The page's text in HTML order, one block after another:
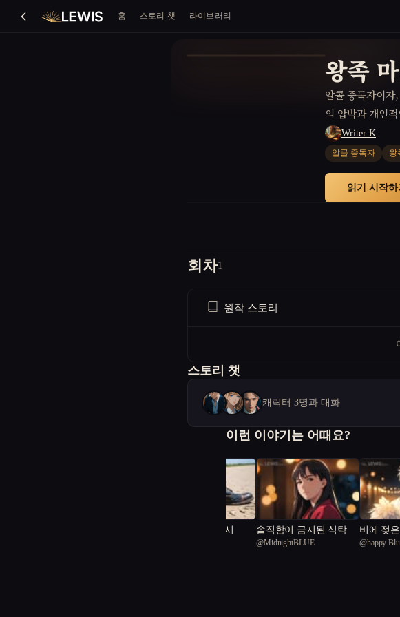
홈 스토리 챗 라이브러리
왕족
알콜 중독자이
의 압박과 개인
Writer K
알콜 중독자 왕
읽기 시작하
회차1
원작 스토리
스토리 챗
캐릭터 3명과 대화
이런 이야기는 어때요?
사랑이 금지된 도시 솔직함이 금지된 식탁
@MidnightBLUE
비에 젖
깨는 첫
@happy